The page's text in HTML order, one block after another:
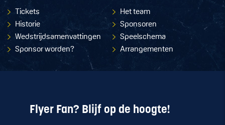
Tickets
Het team
Historie
Sponsoren
Wedstrijdsamenvattingen
Speelschema
Sponsor worden?
Arrangementen
Flyer Fan? Blijf op de hoogte!